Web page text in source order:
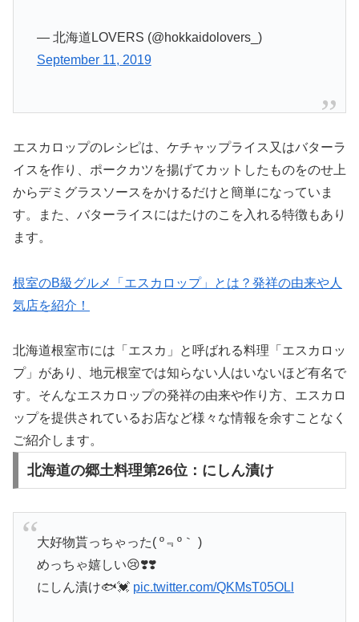
— 北海道LOVERS (@hokkaidolovers_)
September 11, 2019
エスカロップのレシピは、ケチャップライス又はバターラ
イスを作り、ポークカツを揚げてカットしたものをのせ上
からデミグラスソースをかけるだけと簡単になっていま
す。また、バターライスにはたけのこを入れる特徴もあり
ます。
根室のB級グルメ「エスカロップ」とは？発祥の由来や人
気店を紹介！
北海道根室市には「エスカ」と呼ばれる料理「エスカロッ
プ」があり、地元根室では知らない人はいないほど有名で
す。そんなエスカロップの発祥の由来や作り方、エスカロ
ップを提供されているお店など様々な情報を余すことなく
ご紹介します。
北海道の郷土料理第26位：にしん漬け
大好物貰っちゃった( º﹃º｀ )
めっちゃ嬉しい😢❣️❣️
にしん漬け🐟💓 pic.twitter.com/QKMsT05OLl